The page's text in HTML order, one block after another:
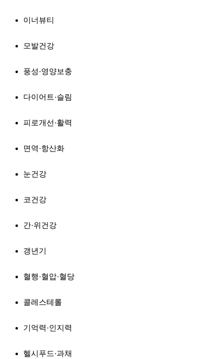
이너뷰티
모발건강
풍성·영양보충
다이어트·슬림
피로개선·활력
면역·항산화
눈건강
코건강
간·위건강
갱년기
혈행·혈압·혈당
콜레스테롤
기억력·인지력
헬시푸드·과채